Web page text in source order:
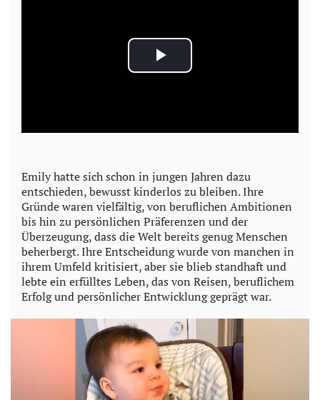
P
a
V
i
d
e
o
Emily hatte sich schon in jungen Jahren dazu
entschieden, bewusst kinderlos zu bleiben. Ihre
Gründe waren vielfältig, von beruflichen Ambitionen
bis hin zu persönlichen Präferenzen und der
Überzeugung, dass die Welt bereits genug Menschen
beherbergt. Ihre Entscheidung wurde von manchen in
ihrem Umfeld kritisiert, aber sie blieb standhaft und
lebte ein erfülltes Leben, das von Reisen, beruflichem
Erfolg und persönlicher Entwicklung geprägt war.